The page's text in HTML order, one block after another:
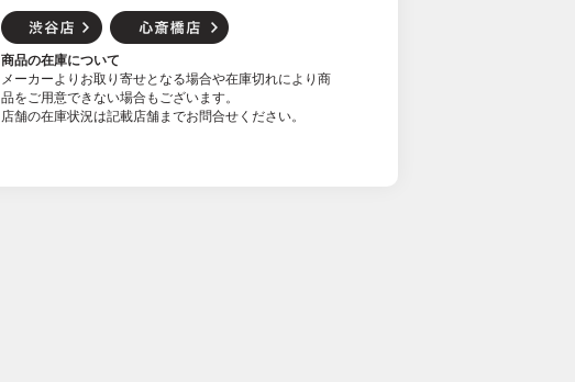
商品の在庫について
メーカーよりお取り寄せとなる場合や在庫切れにより商
品をご用意できない場合もございます。
店舗の在庫状況は記載店舗までお問合せください。